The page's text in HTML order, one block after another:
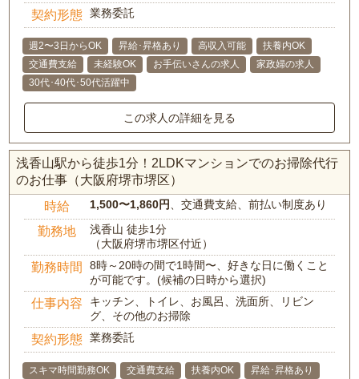
契約形態 業務委託
週2〜3日からOK 昇給･昇格あり 高収入可能
扶養内OK
交通費支給
未経験OK お手伝いさんの求人
家政婦の求人
30代･40代･50代活躍中
この求人の詳細を見る
浅香山駅から徒歩1分！2LDKマンションでのお掃除代行
のお仕事（大阪府堺市堺区）
時給 1,500〜1,860円、交通費支給、前払い制度あり
勤務地
浅香山 徒歩1分
（大阪府堺市堺区付近）
勤務時間
8時～20時の間で1時間〜、好きな日に働くこと
が可能です。(候補の日時から選択)
仕事内容
キッチン、トイレ、お風呂、洗面所、リビン
グ、その他のお掃除
契約形態 業務委託
スキマ時間勤務OK 交通費支給 扶養内OK
昇給･昇格あり